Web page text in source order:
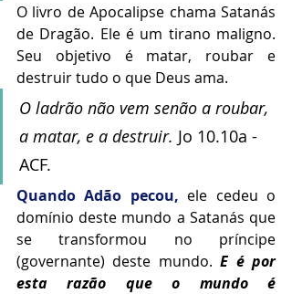
O livro de Apocalipse chama Satanás
de Dragão. Ele é um tirano maligno.
Seu objetivo é matar, roubar e
destruir tudo o que Deus ama.
O ladrão não vem senão a roubar,
a matar, e a destruir. Jo 10.10a -
ACF.
Quando Adão pecou, ele cedeu o
domínio deste mundo a Satanás que
se transformou no príncipe
(governante) deste mundo. E é por
esta razão que o mundo é